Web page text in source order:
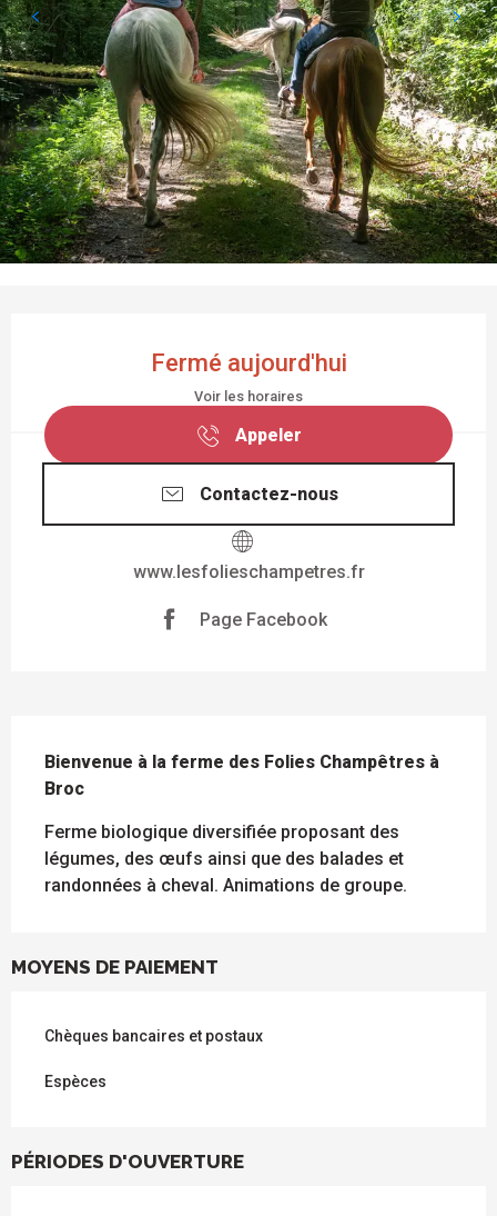
Fermé aujourd'hui
Voir les horaires
Appeler
Contactez-nous
www.lesfolieschampetres.fr
Page Facebook
Bienvenue à la ferme des Folies Champêtres à
Broc
Ferme biologique diversifiée proposant des
légumes, des œufs ainsi que des balades et
randonnées à cheval. Animations de groupe.
MOYENS DE PAIEMENT
Chèques bancaires et postaux
Espèces
PÉRIODES D'OUVERTURE